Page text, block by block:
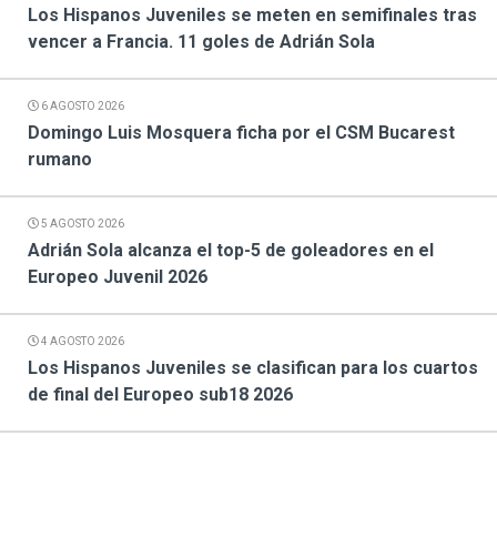
Los Hispanos Juveniles se meten en semifinales tras
vencer a Francia. 11 goles de Adrián Sola
6 AGOSTO 2026
Domingo Luis Mosquera ficha por el CSM Bucarest
rumano
5 AGOSTO 2026
Adrián Sola alcanza el top-5 de goleadores en el
Europeo Juvenil 2026
4 AGOSTO 2026
Los Hispanos Juveniles se clasifican para los cuartos
de final del Europeo sub18 2026